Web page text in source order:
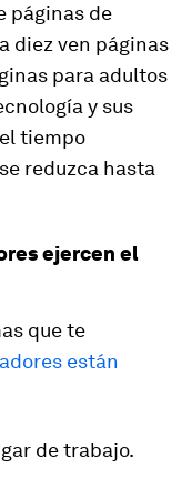
páginas de
diez ven páginas
para adultos
y sus
tiempo
reduzca hasta
ejercen el
que te
están
de trabajo.